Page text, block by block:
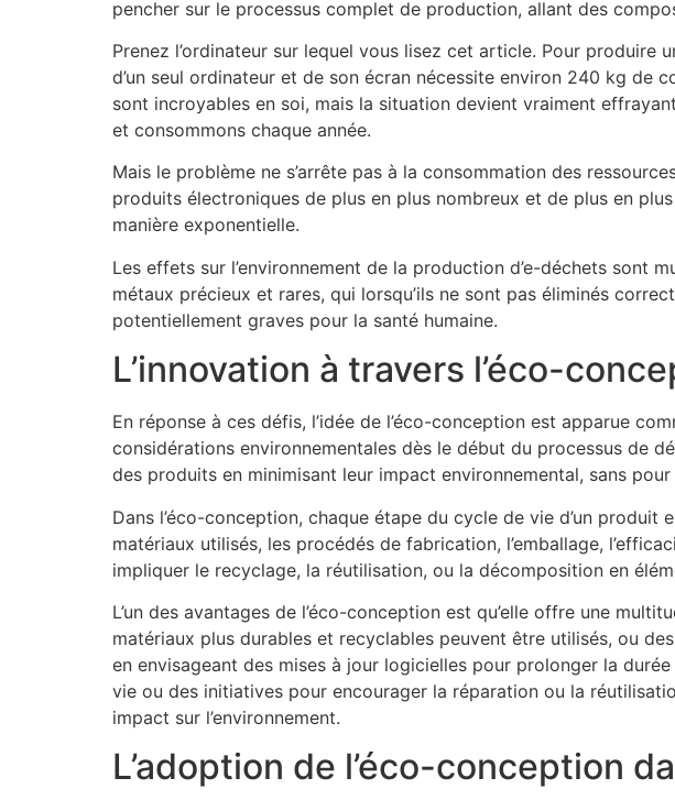
pencher sur le processus complet de production, allant des
Prenez l’ordinateur sur lequel vous lisez cet article. Pour
d’un seul ordinateur et de son écran nécessite environ 240 kg de
sont incroyables en soi, mais la situation devient vraiment
et consommons chaque année.
Mais le problème ne s’arrête pas à la consommation des
produits électroniques de plus en plus nombreux et de plus en
manière exponentielle.
Les effets sur l’environnement de la production d’e-déchets sont
métaux précieux et rares, qui lorsqu’ils ne sont pas éliminés
potentiellement graves pour la santé humaine.
L’innovation à travers l’éco-
En réponse à ces défis, l’idée de l’éco-conception est apparue
considérations environnementales dès le début du processus de
des produits en minimisant leur impact environnemental, sans
Dans l’éco-conception, chaque étape du cycle de vie d’un
matériaux utilisés, les procédés de fabrication, l’emballage,
impliquer le recyclage, la réutilisation, ou la décomposition en
L’un des avantages de l’éco-conception est qu’elle offre une
matériaux plus durables et recyclables peuvent être utilisés, ou
en envisageant des mises à jour logicielles pour prolonger la
vie ou des initiatives pour encourager la réparation ou la
impact sur l’environnement.
L’adoption de l’éco-conception